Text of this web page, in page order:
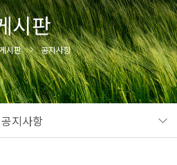
시판
시판 공지사항
공지사항